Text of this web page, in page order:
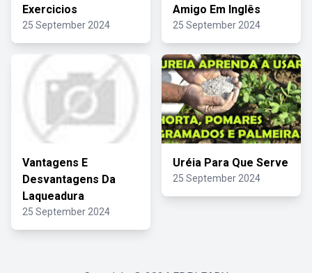
Exercicios
25 September 2024
Amigo Em Inglês
25 September 2024
Vantagens E
Desvantagens Da
Laqueadura
25 September 2024
Uréia Para Que Serve
25 September 2024